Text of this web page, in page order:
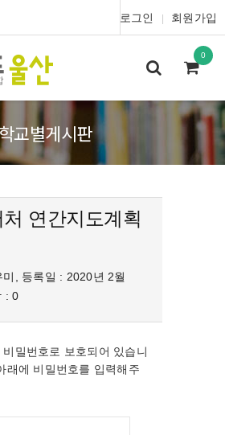
로그인 회원가입
0
학교별게시판
처 연간지도계획
미, 등록일 : 2020년 2월
: 0
비밀번호로 보호되어 있습니
래에 비밀번호를 입력해주